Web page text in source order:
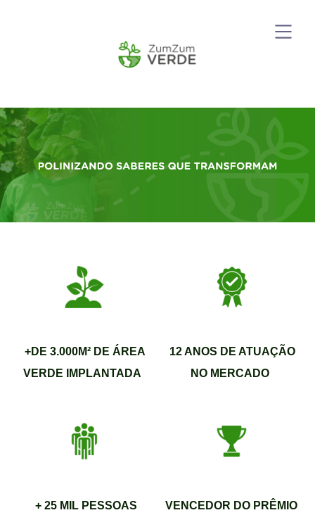
+DE 3.000M² DE ÁREA
VERDE IMPLANTADA
12 ANOS DE ATUAÇÃO
NO MERCADO
+ 25 MIL PESSOAS
VENCEDOR DO PRÊMIO